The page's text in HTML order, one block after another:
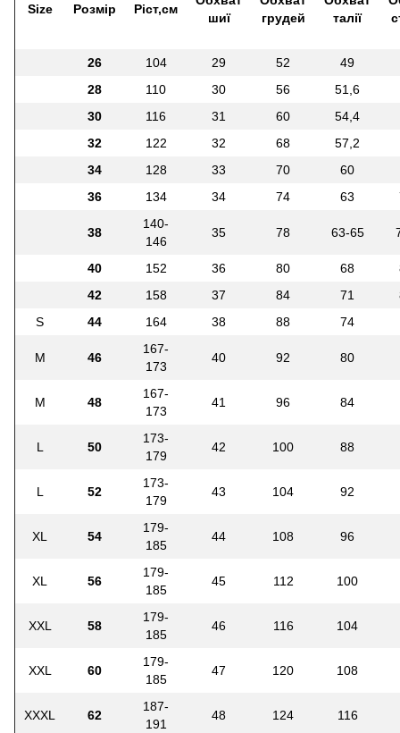
Size Розмір Ріст,см
шиї
грудей
талії
26 104 29 52
49
28
110 30 56
51,6
30
116 31 60
54,4
32
122 32 68
57,2
34
128 33 70
60
36
134 34 74 63
38
140-
146
35 78 63-65
40 152 36 80 68
42
158 37 84 71
S
44 164 38 88 74
M 46
167-
173
40 92 80
M 48
167-
173
41 96 84
L 50
173-
179
42 100 88
L 52
173-
179
43 104 92
XL 54
179-
185
44 108 96
XL 56
179-
185
45 112 100
XXL 58
179-
185
46 116 104
XXL 60
179-
185
47 120 108
XXXL 62
187-
191
48 124 116